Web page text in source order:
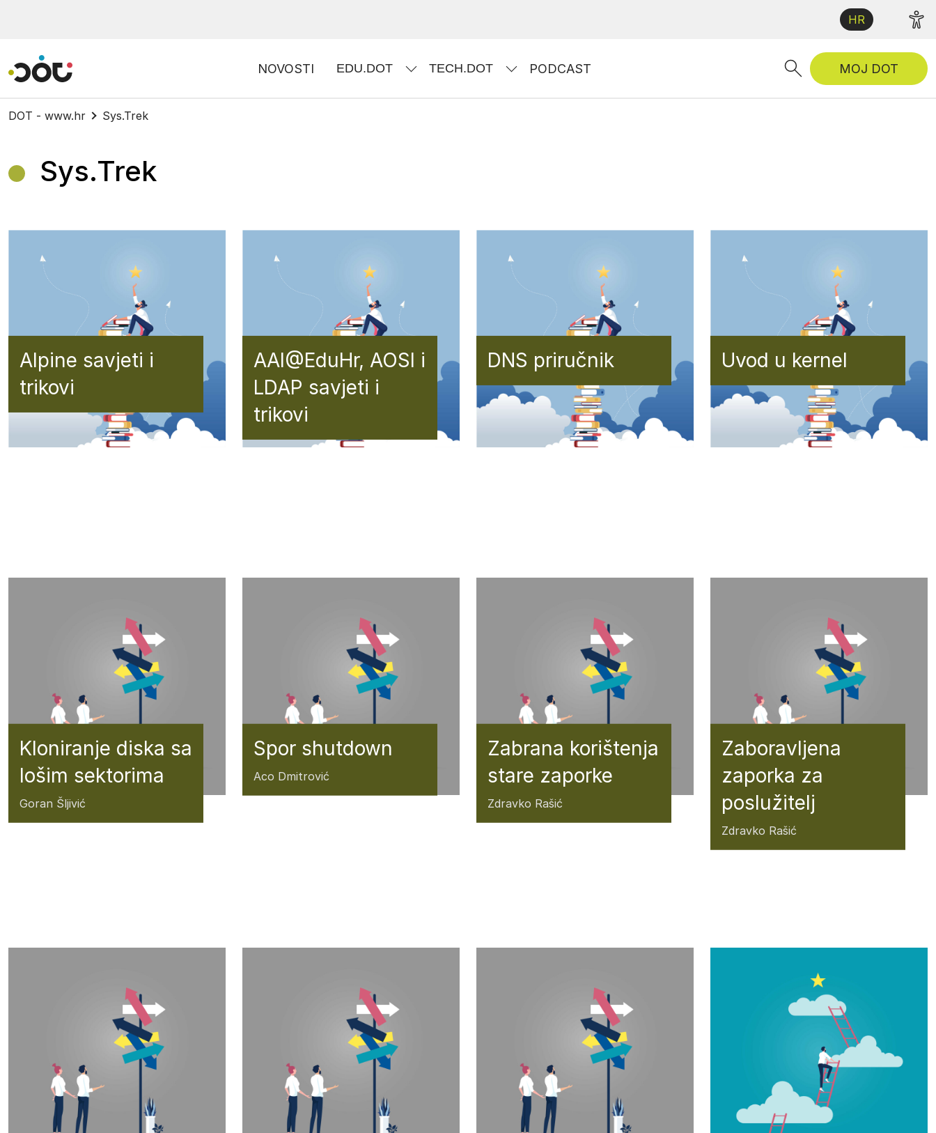
HR
Povratak na naslovnicu NOVOSTI EDU.DOT TECH.DOT PODCAST MOJ DOT
DOT - www.hr Sys.Trek
Sys.Trek
Alpine savjeti i
trikovi
AAI@EduHr, AOSI i
LDAP savjeti i
trikovi
DNS priručnik Uvod u kernel
Kloniranje diska sa
lošim sektorima
Goran Šljivić
Spor shutdown
Aco Dmitrović
Zabrana korištenja
stare zaporke
Zdravko Rašić
Zaboravljena
zaporka za
poslužitelj
Zdravko Rašić